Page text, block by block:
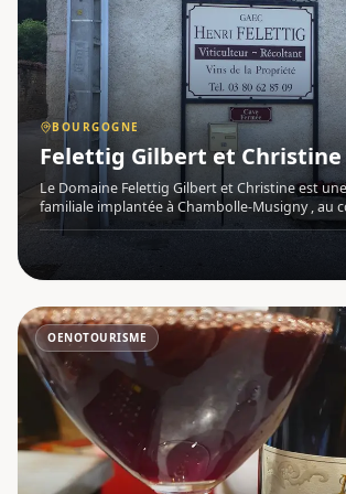
BOURGOGNE
Felettig Gilbert et Christine
Le Domaine Felettig Gilbert et Christine est
familiale implantée à Chambolle-Musigny , au
Bourgogne . S'étendant sur 13,5 hectares et
parcelles, le vignoble couvre un vaste
OENOTOURISME